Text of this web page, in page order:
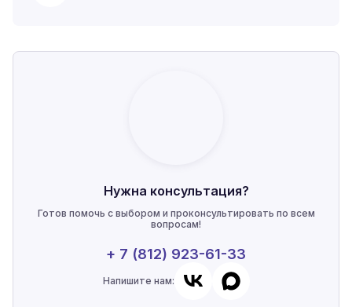
Нужна консультация?
Готов помочь с выбором и проконсультировать по всем
вопросам!
+ 7 (812) 923-61-33
Напишите нам: